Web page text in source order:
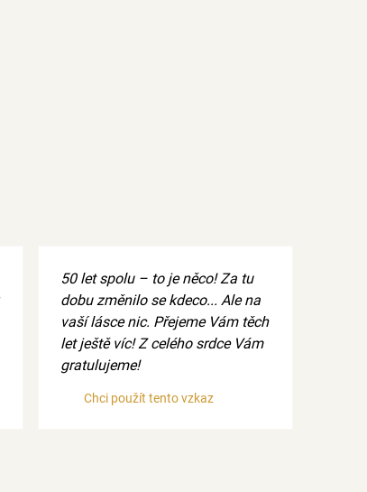
50 let spolu – to je něco! Za tu
dobu změnilo se kdeco... Ale na
vaší lásce nic. Přejeme Vám těch
let ještě víc! Z celého srdce Vám
gratulujeme!
Chci použít tento vzkaz